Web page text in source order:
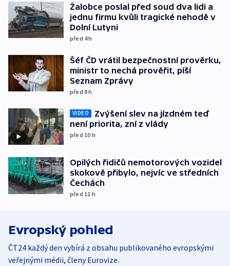
Žalobce poslal před soud dva lidi a
jednu firmu kvůli tragické nehodě v
Dolní Lutyni
před 4h
Šéf ČD vrátil bezpečnostní prověrku,
ministr to nechá prověřit, píší
Seznam Zprávy
před 8h
VIDEO
Zvýšení slev na jízdném teď
není priorita, zní z vlády
před 10 h
Opilých řidičů nemotorových vozidel
skokově přibylo, nejvíc ve středních
Čechách
před 11 h
Evropský pohled
ČT24 každý den vybírá z obsahu publikovaného evropskými
veřejnými médii, členy Eurovize.